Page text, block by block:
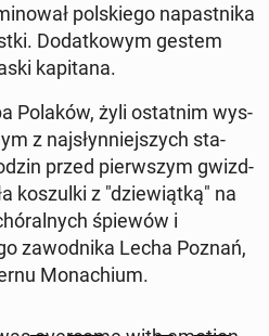
pol­skiego na­past­ni­ka
Do­datkowym gestem
kap­i­tana.
Polaków, żyli os­tat­nim wys­
z na­jsłyn­niejszych sta­
przed pier­wszym gwiz­d­
koszul­ki z "dziewiątką" na
śpiewów i
za­wod­ni­ka Lecha Poznań,
Monachi­um.